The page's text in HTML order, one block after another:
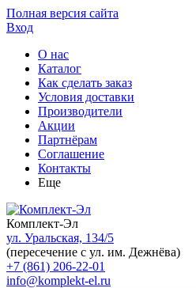
Полная версия сайта
Вход
О нас
Каталог
Как сделать заказ
Условия доставки
Производители
Акции
Партнёрам
Соглашение
Контакты
Еще
Комплект-Эл
ул. Уральская, 134/5
(пересечение с ул. им. Дежнёва)
+7 (861) 206-22-01
info@komplekt-el.ru